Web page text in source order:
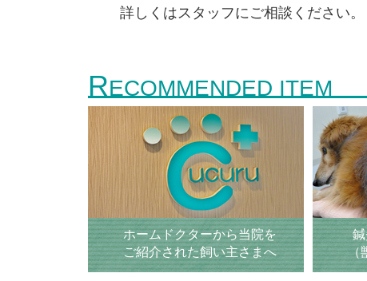
詳しくはスタッフにご相談ください。
RECOMMENDED ITEM
ホームドクターから当院を
ご紹介された飼い主さまへ
（